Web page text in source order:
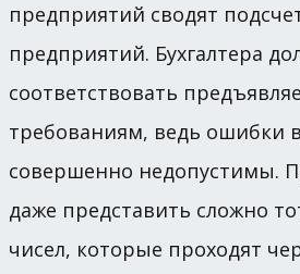
предприятий сводят
предприятий. Бухгалтера
соответствовать
требованиям, ведь ошибки
совершенно недопустимы.
даже представить сложно
чисел, которые проходят